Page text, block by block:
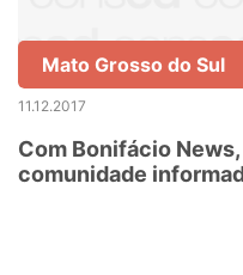
Mato Grosso do Sul
11.12.2017
Com Bonifácio
comunidade